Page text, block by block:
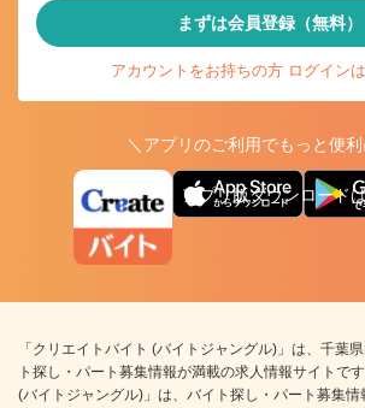
まずは会員登録（無料）
アカウントをお持ちの方 ログイン
＼アプリのご利用でもっと便利
アプリ版ダウンロード
「クリエイトバイト (バイトジャングル)」は、千葉
ト探し・パート募集情報が満載の求人情報サイトで
(バイトジャングル)」は、バイト探し・パート募集情